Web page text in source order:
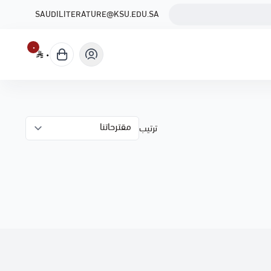
SAUDILITERATURE@KSU.EDU.SA
٠
٠
ترتيب